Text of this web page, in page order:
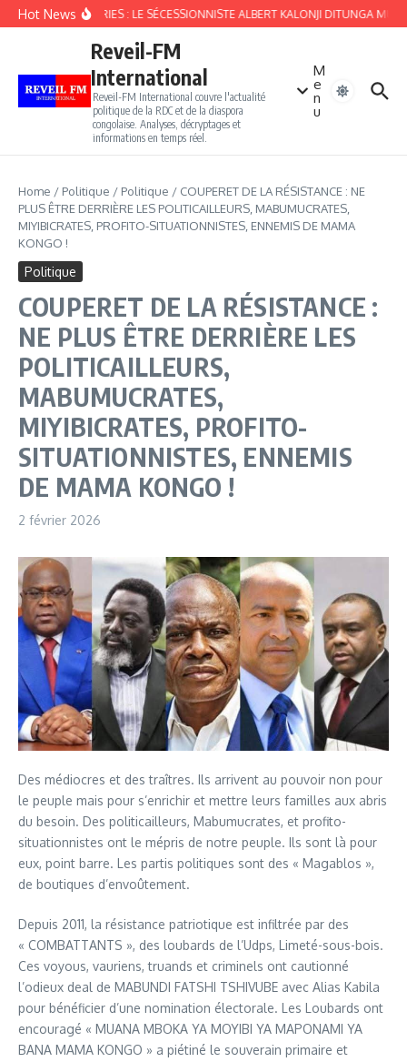
Aller au contenu
Hot NewsFOURBERIES : LE SÉCESSIONNISTE ALBERT KALONJI DITUNGA
Reveil-FM
International
Reveil-FM International couvre l'actualité
politique de la RDC et de la diaspora
congolaise. Analyses, décryptages et
informations en temps réel.
M
e
n
u
Home / Politique / Politique / COUPERET DE LA RÉSISTANCE : NE
PLUS ÊTRE DERRIÈRE LES POLITICAILLEURS, MABUMUCRATES,
MIYIBICRATES, PROFITO-SITUATIONNISTES, ENNEMIS DE MAMA
KONGO !
Politique
COUPERET DE LA RÉSISTANCE :
NE PLUS ÊTRE DERRIÈRE LES
POLITICAILLEURS,
MABUMUCRATES,
MIYIBICRATES, PROFITO-
SITUATIONNISTES, ENNEMIS
DE MAMA KONGO !
2 février 2026
Des médiocres et des traîtres. Ils arrivent au pouvoir non pour
le peuple mais pour s’enrichir et mettre leurs familles aux abris
du besoin. Des politicailleurs, Mabumucrates, et profito-
situationnistes ont le mépris de notre peuple. Ils sont là pour
eux, point barre. Les partis politiques sont des « Magablos »,
de boutiques d’envoûtement.
Depuis 2011, la résistance patriotique est infiltrée par des
« COMBATTANTS », des loubards de l’Udps, Limeté-sous-bois.
Ces voyous, vauriens, truands et criminels ont cautionné
l’odieux deal de MABUNDI FATSHI TSHIVUBE avec Alias Kabila
pour bénéficier d’une nomination électorale. Les Loubards ont
encouragé « MUANA MBOKA YA MOYIBI YA MAPONAMI YA
BANA MAMA KONGO » a piétiné le souverain primaire et